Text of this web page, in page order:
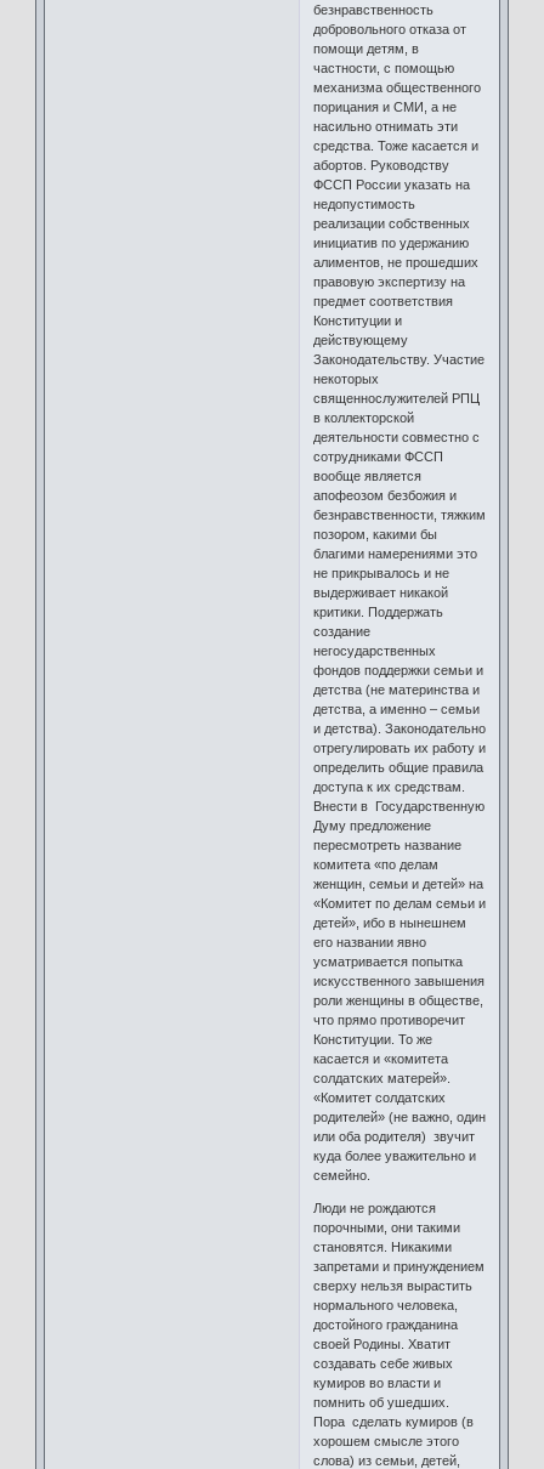
безнравственность
добровольного отказа от
помощи детям, в
частности, с помощью
механизма общественного
порицания и СМИ, а не
насильно отнимать эти
средства. Тоже касается и
абортов. Руководству
ФССП России указать на
недопустимость
реализации собственных
инициатив по удержанию
алиментов, не прошедших
правовую экспертизу на
предмет соответствия
Конституции и
действующему
Законодательству. Участие
некоторых
священнослужителей РПЦ
в коллекторской
деятельности совместно с
сотрудниками ФССП
вообще является
апофеозом безбожия и
безнравственности, тяжким
позором, какими бы
благими намерениями это
не прикрывалось и не
выдерживает никакой
критики. Поддержать
создание
негосударственных
фондов поддержки семьи и
детства (не материнства и
детства, а именно – семьи
и детства). Законодательно
отрегулировать их работу и
определить общие правила
доступа к их средствам.
Внести в Государственную
Думу предложение
пересмотреть название
комитета «по делам
женщин, семьи и детей» на
«Комитет по делам семьи и
детей», ибо в нынешнем
его названии явно
усматривается попытка
искусственного завышения
роли женщины в обществе,
что прямо противоречит
Конституции. То же
касается и «комитета
солдатских матерей».
«Комитет солдатских
родителей» (не важно, один
или оба родителя) звучит
куда более уважительно и
семейно.
Люди не рождаются
порочными, они такими
становятся. Никакими
запретами и принуждением
сверху нельзя вырастить
нормального человека,
достойного гражданина
своей Родины. Хватит
создавать себе живых
кумиров во власти и
помнить об ушедших.
Пора сделать кумиров (в
хорошем смысле этого
слова) из семьи, детей,